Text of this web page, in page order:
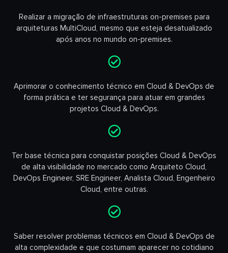
Realizar a migração de infraestruturas on-premises para
arquiteturas MultiCloud, mesmo que esteja desatualizado
após anos no mundo on-premises.
Aprimorar o conhecimento técnico em Cloud & DevOps de
forma prática e ter segurança para atuar em grandes
projetos Cloud & DevOps.
Ter base técnica para conquistar posições Cloud & DevOps
de alta visibilidade no mercado como Arquiteto Cloud,
DevOps Engineer, SRE Engineer, Analista Cloud, Engenheiro
Cloud, entre outras.
Saber resolver problemas técnicos em Cloud & DevOps de
alta complexidade e que costumam aparecer no cotidiano